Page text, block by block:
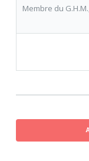
Membre du